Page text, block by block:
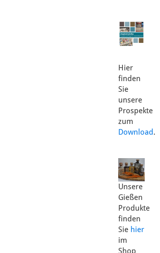
Hier
finden
Sie
unsere
Prospekte
zum
Download.
Unsere
Gießen
Produkte
finden
Sie hier
im
Shop